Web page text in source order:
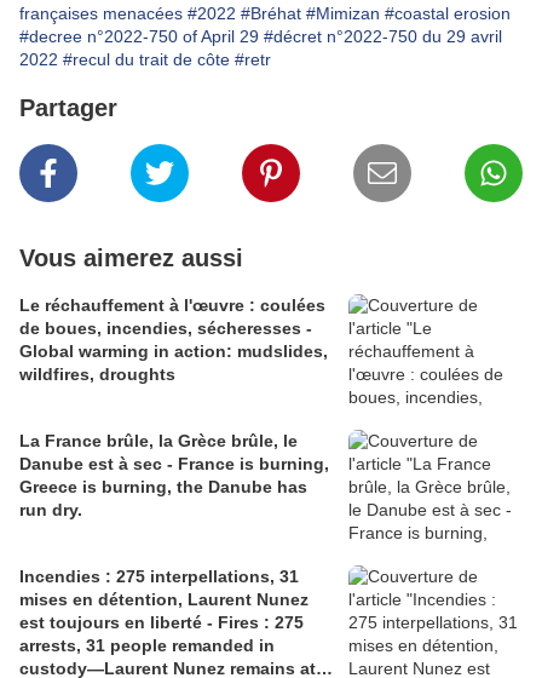
françaises menacées #2022 #Bréhat #Mimizan #coastal erosion
#decree n°2022-750 of April 29 #décret n°2022-750 du 29 avril
2022 #recul du trait de côte #retr
Partager
Vous aimerez aussi
Le réchauffement à l'œuvre : coulées
de boues, incendies, sécheresses -
Global warming in action: mudslides,
wildfires, droughts
La France brûle, la Grèce brûle, le
Danube est à sec - France is burning,
Greece is burning, the Danube has
run dry.
Incendies : 275 interpellations, 31
mises en détention, Laurent Nunez
est toujours en liberté - Fires : 275
arrests, 31 people remanded in
custody—Laurent Nunez remains at